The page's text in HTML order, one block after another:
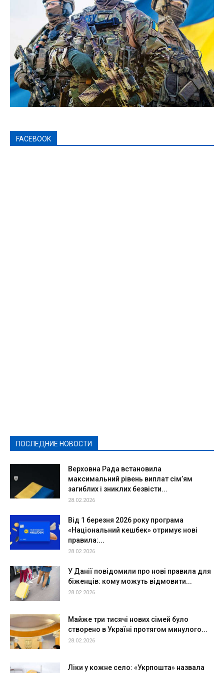
FACEBOOK
ПОСЛЕДНИЕ НОВОСТИ
Верховна Рада встановила
максимальний рівень виплат сім’ям
загиблих і зниклих безвісти...
28.02.2026
Від 1 березня 2026 року програма
«Національний кешбек» отримує нові
правила:...
28.02.2026
У Данії повідомили про нові правила для
біженців: кому можуть відмовити...
28.02.2026
Майже три тисячі нових сімей було
створено в Україні протягом минулого...
28.02.2026
Ліки у кожне село: «Укрпошта» назвала